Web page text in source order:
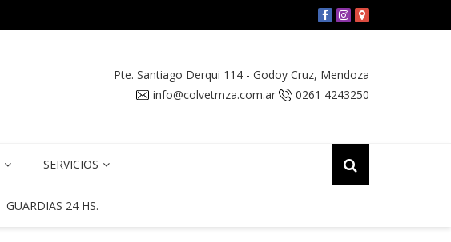
FeVA Y FECOVET solicitaron una reunión con el SENASA por la
Pte. Santiago Derqui 114 - Godoy Cruz, Mendoza
info@colvetmza.com.ar
0261 4243250
SERVICIOS
GUARDIAS 24 HS.